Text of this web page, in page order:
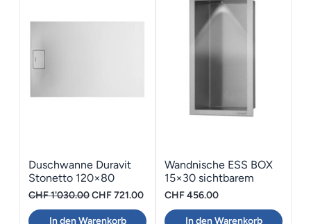
Duschwanne Duravit
Stonetto 120×80
CHF1'030.00Ursprünglicher
Preis
CHF721.00Aktueller
In den Warenkorb
Wandnische ESS BOX
15×30 sichtbarem
Rahmen
CHF456.00
In den Warenkorb